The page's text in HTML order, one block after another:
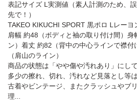
表記サイズ L実測値（素人計測のため、
先で！）
TAKEO KIKUCHI SPORT 黒ポロ Lレーヨ
肩幅 約48（ボディと袖の取り付け間）身
ン）着丈 約82（背中の中心ラインで襟
（肩山のライン）
商品の状態は「やや傷や汚れあり」にし
多少の擦れ、切れ、汚れなど見落とし等
古着やビンテージ、またクラッシュやブ
理...